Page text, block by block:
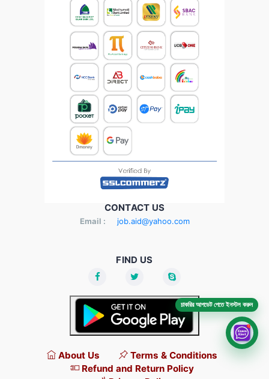
CONTACT US
Email : job.aid@yahoo.com
FIND US
About Us
Terms & Conditions
Refund and Return Policy
চাকরির আপডেট পেতে ইনস্টল করুন